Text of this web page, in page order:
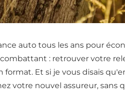
auto tous les ans pour
: retrouver votre
format. Et si je vous disais
votre nouvel assureur, sans